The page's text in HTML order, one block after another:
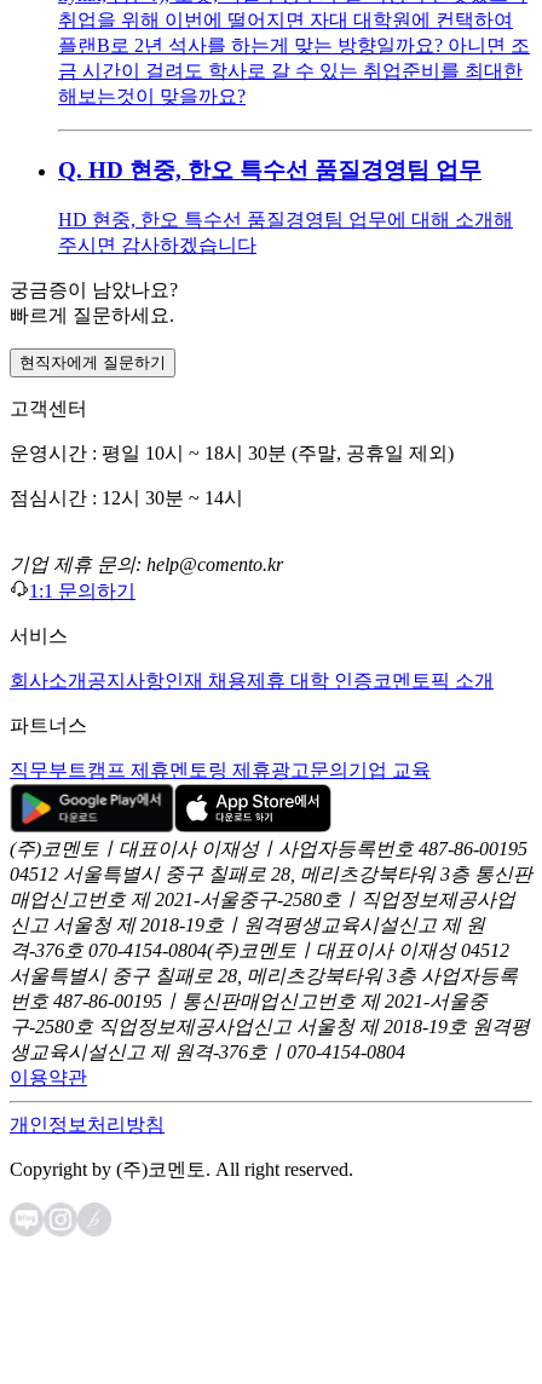
취업을 위해 이번에 떨어지면 자대 대학원에 컨택하여
플랜B로 2년 석사를 하는게 맞는 방향일까요? 아니면 조
금 시간이 걸려도 학사로 갈 수 있는 취업준비를 최대한
해보는것이 맞을까요?
Q. HD 현중, 한오 특수선 품질경영팀 업무
HD 현중, 한오 특수선 품질경영팀 업무에 대해 소개해
주시면 감사하겠습니다
궁금증이 남았나요?
빠르게 질문하세요.
현직자에게 질문하기
고객센터
운영시간 : 평일 10시 ~ 18시 30분 (주말, 공휴일 제외)
점심시간 : 12시 30분 ~ 14시
기업 제휴 문의: help@comento.kr
1:1 문의하기
서비스
회사소개 공지사항인재 채용제휴 대학 인증코멘토픽 소개
파트너스
직무부트캠프 제휴멘토링 제휴광고문의 기업 교육
(주)코멘토ㅣ대표이사 이재성ㅣ사업자등록번호 487-86-00195
04512 서울특별시 중구 칠패로 28, 메리츠강북타워 3층 통신판
매업신고번호 제 2021-서울중구-2580호ㅣ직업정보제공사업
신고 서울청 제 2018-19호ㅣ원격평생교육시설신고 제 원
격-376호 070-4154-0804(주)코멘토ㅣ대표이사 이재성 04512
서울특별시 중구 칠패로 28, 메리츠강북타워 3층 사업자등록
번호 487-86-00195ㅣ통신판매업신고번호 제 2021-서울중
구-2580호 직업정보제공사업신고 서울청 제 2018-19호 원격평
생교육시설신고 제 원격-376호ㅣ070-4154-0804
이용약관
개인정보처리방침
Copyright by (주)코멘토. All right reserved.